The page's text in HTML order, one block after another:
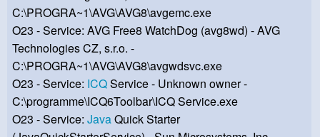
C:\PROGRA~1\AVG\AVG8\avgemc.exe
O23 - Service: AVG Free8 WatchDog (avg8wd) - AVG
Technologies CZ, s.r.o. -
C:\PROGRA~1\AVG\AVG8\avgwdsvc.exe
O23 - Service: ICQService - Unknown owner -
C:\programme\ICQ6Toolbar\ICQ Service.exe
O23 - Service: JavaQuick Starter